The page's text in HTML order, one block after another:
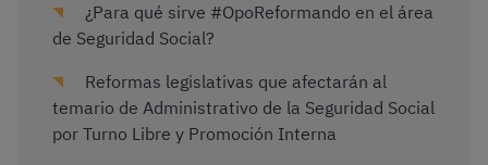
¿Para qué sirve #OpoReformando en el área
de Seguridad Social?
Reformas legislativas que afectarán al
temario de Administrativo de la Seguridad Social
por Turno Libre y Promoción Interna